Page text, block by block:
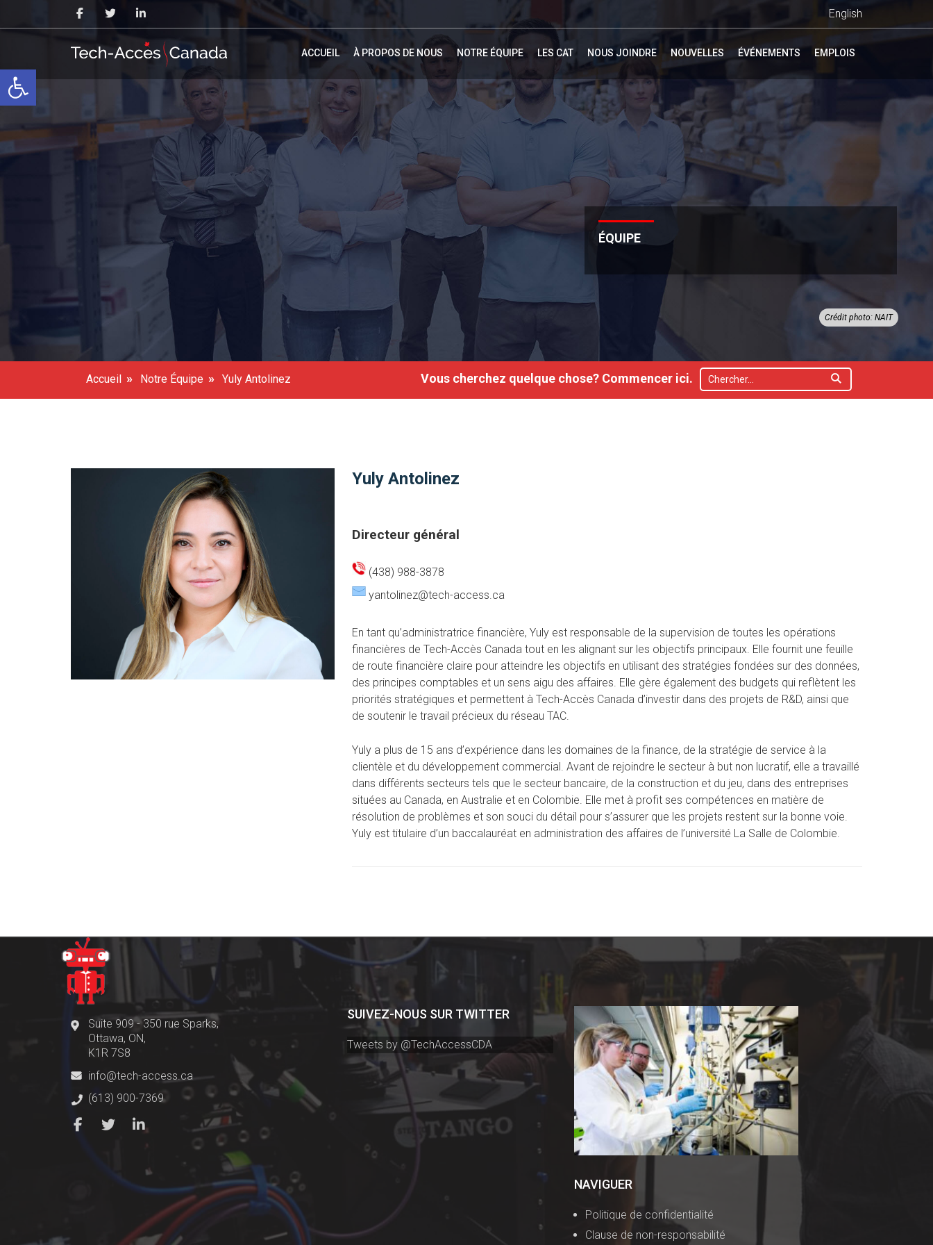
Ouvrir la barre d’outils
English
ACCUEIL À PROPOS DE NOUS NOTRE ÉQUIPE LES CAT NOUS JOINDRE NOUVELLES ÉVÉNEMENTS EMPLOIS
ÉQUIPE
Crédit photo: NAIT
Accueil » Notre Équipe » Yuly Antolinez Vous cherchez quelque chose? Commencer ici.
Yuly Antolinez
Directeur général
(438) 988-3878
yantolinez@tech-access.ca
En tant qu’administratrice financière, Yuly est responsable de la supervision de toutes les opérations
financières de Tech-Accès Canada tout en les alignant sur les objectifs principaux. Elle fournit une feuille
de route financière claire pour atteindre les objectifs en utilisant des stratégies fondées sur des données,
des principes comptables et un sens aigu des affaires. Elle gère également des budgets qui reflètent les
priorités stratégiques et permettent à Tech-Accès Canada d’investir dans des projets de R&D, ainsi que
de soutenir le travail précieux du réseau TAC.
Yuly a plus de 15 ans d’expérience dans les domaines de la finance, de la stratégie de service à la
clientèle et du développement commercial. Avant de rejoindre le secteur à but non lucratif, elle a travaillé
dans différents secteurs tels que le secteur bancaire, de la construction et du jeu, dans des entreprises
situées au Canada, en Australie et en Colombie. Elle met à profit ses compétences en matière de
résolution de problèmes et son souci du détail pour s’assurer que les projets restent sur la bonne voie.
Yuly est titulaire d’un baccalauréat en administration des affaires de l’université La Salle de Colombie.
Suite 909 - 350 rue Sparks,
Ottawa, ON,
K1R 7S8
info@tech-access.ca
(613) 900-7369
SUIVEZ-NOUS SUR TWITTER
Tweets by @TechAccessCDA
NAVIGUER
Politique de confidentialité
Clause de non-responsabilité